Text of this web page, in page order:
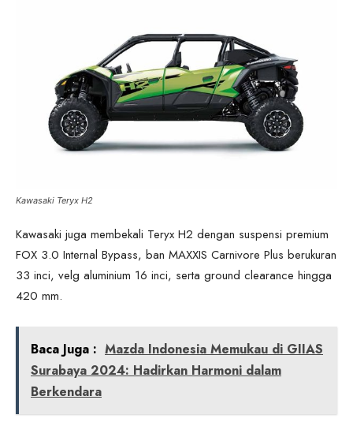
Kawasaki Teryx H2
Kawasaki juga membekali Teryx H2 dengan suspensi premium
FOX 3.0 Internal Bypass, ban MAXXIS Carnivore Plus berukuran
33 inci, velg aluminium 16 inci, serta ground clearance hingga
420 mm.
Baca Juga : Mazda Indonesia Memukau di GIIAS
Surabaya 2024: Hadirkan Harmoni dalam
Berkendara